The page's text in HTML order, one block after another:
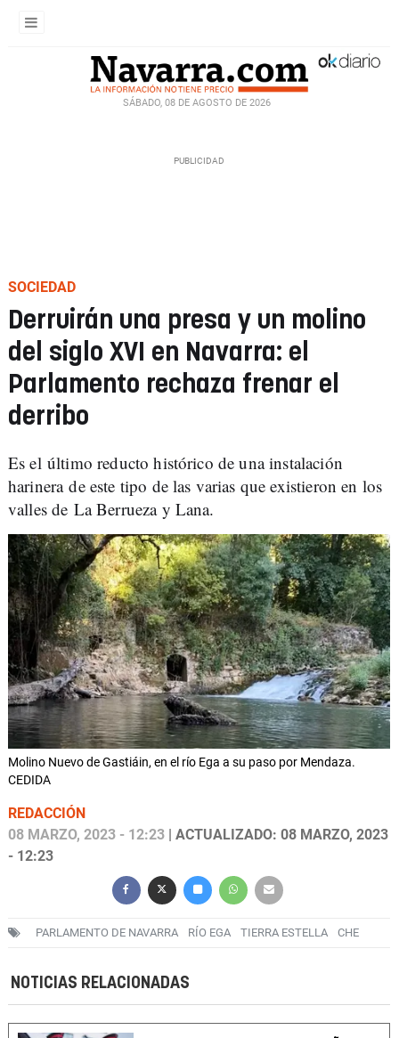
SÁBADO, 08 DE AGOSTO DE 2026
SOCIEDAD
Derruirán una presa y un molino
del siglo XVI en Navarra: el
Parlamento rechaza frenar el
derribo
Es el último reducto histórico de una instalación
harinera de este tipo de las varias que existieron en los
valles de La Berrueza y Lana.
Molino Nuevo de Gastiáin, en el río Ega a su paso por Mendaza.
CEDIDA
REDACCIÓN
08 MARZO, 2023 - 12:23 | ACTUALIZADO: 08 MARZO, 2023
- 12:23
PARLAMENTO DE NAVARRA RÍO EGA TIERRA ESTELLA CHE
NOTICIAS RELACIONADAS